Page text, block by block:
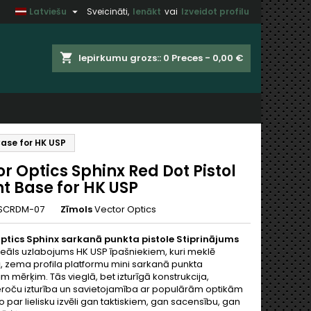
Sveicināti, Ienākt vai Izveidot profilu
Latviešu 
shopping_cart Iepirkumu grozs:: 0 Preces - 0,00 €
for HK USP
Optics Sphinx Red Dot Pistol
Base for HK USP
07 ZīmolsVector Optics
Sphinx sarkanā punkta pistole Stiprinājums
uzlabojums HK USP īpašniekiem, kuri meklē
zema profila platformu mini sarkanā punkta
mērķim. Tās vieglā, bet izturīgā konstrukcija,
izturība un savietojamība ar populārām optikām
par lielisku izvēli gan taktiskiem, gan sacensību, gan